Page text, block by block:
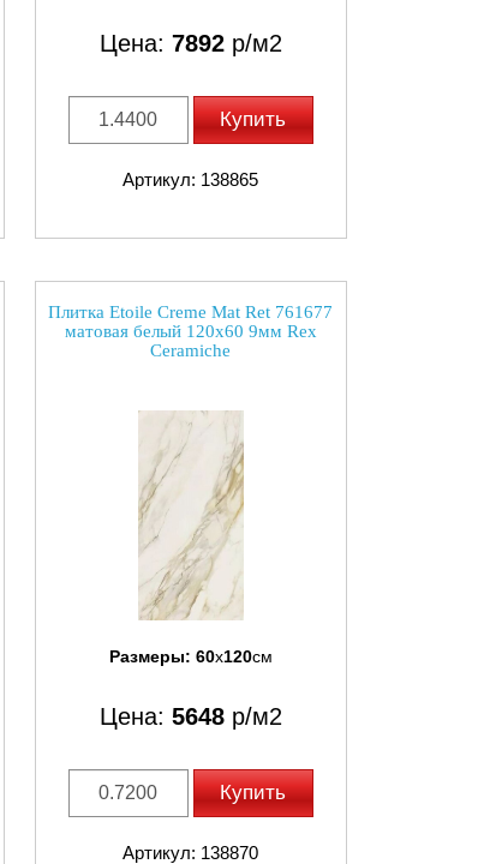
Цена: 7892р/м2
Купить
Артикул: 138865
Плитка Etoile Creme Mat Ret 761677
матовая белый 120x60 9мм Rex
Ceramiche
Размеры: 60x120см
Цена: 5648р/м2
Купить
Артикул: 138870